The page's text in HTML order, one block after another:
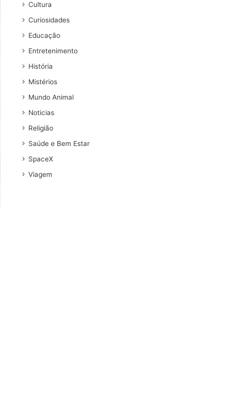
Cultura
Curiosidades
Educação
Entretenimento
História
Mistérios
Mundo Animal
Noticias
Religião
Saúde e Bem Estar
SpaceX
Viagem